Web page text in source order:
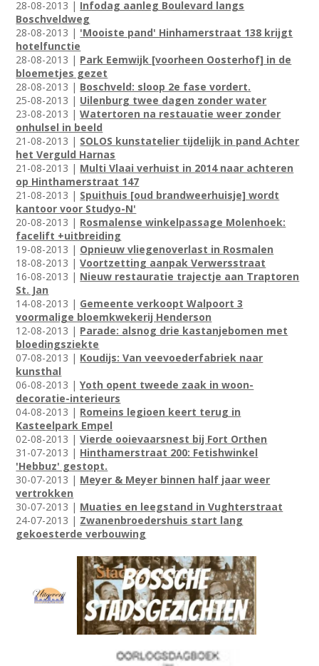
28-08-2013 | Infodag aanleg Boulevard langs
Boschveldweg
28-08-2013 | 'Mooiste pand' Hinhamerstraat 138 krijgt
hotelfunctie
28-08-2013 | Park Eemwijk [voorheen Oosterhof] in de
bloemetjes gezet
28-08-2013 | Boschveld: sloop 2e fase vordert.
25-08-2013 | Uilenburg twee dagen zonder water
23-08-2013 |Watertoren na restauatie weer zonder
onhulsel in beeld
21-08-2013 | SOLOS kunstatelier tijdelijk in pand Achter
het Verguld Harnas
21-08-2013 | Multi Vlaai verhuist in 2014 naar achteren
op Hinthamerstraat 147
21-08-2013 | Spuithuis [oud brandweerhuisje] wordt
kantoor voor Studyo-N'
20-08-2013 | Rosmalense winkelpassage Molenhoek:
facelift +uitbreiding
19-08-2013 | Opnieuw vliegenoverlast in Rosmalen
18-08-2013 |Voortzetting aanpak Verwersstraat
16-08-2013 | Nieuw restauratie trajectje aan Traptoren
St. Jan
14-08-2013 | Gemeente verkoopt Walpoort 3
voormalige bloemkwekerij Henderson
12-08-2013 | Parade: alsnog drie kastanjebomen met
bloedingsziekte
07-08-2013 | Koudijs: Van veevoederfabriek naar
kunsthal
06-08-2013 |Yoth opent tweede zaak in woon-
decoratie-interieurs
04-08-2013 | Romeins legioen keert terug in
Kasteelpark Empel
02-08-2013 |Vierde ooievaarsnest bij Fort Orthen
31-07-2013 | Hinthamerstraat 200: Fetishwinkel
'Hebbuz' gestopt.
30-07-2013 | Meyer & Meyer binnen half jaar weer
vertrokken
30-07-2013 | Muaties en leegstand in Vughterstraat
24-07-2013 | Zwanenbroedershuis start lang
gekoesterde verbouwing